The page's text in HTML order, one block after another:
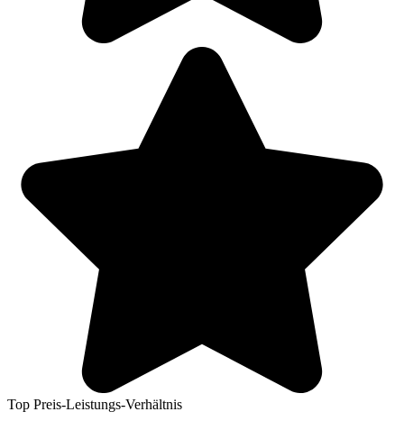
Top Preis-Leistungs-Verhältnis